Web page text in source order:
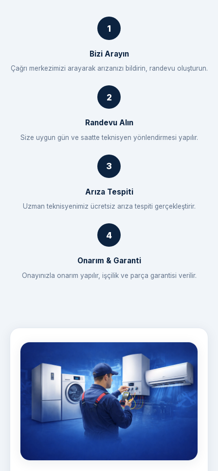
Bizi Arayın
Çağrı merkezimizi arayarak arızanızı bildirin, randevu oluşturun.
Randevu Alın
Size uygun gün ve saatte teknisyen yönlendirmesi yapılır.
Arıza Tespiti
Uzman teknisyenimiz ücretsiz arıza tespiti gerçekleştirir.
Onarım & Garanti
Onayınızla onarım yapılır, işçilik ve parça garantisi verilir.